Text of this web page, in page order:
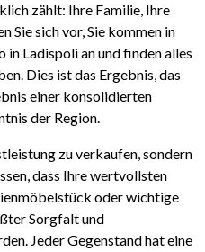
zählt: Ihre Familie, Ihre
Sie sich vor, Sie kommen in
in Ladispoli an und finden alles
Dies ist das Ergebnis, das
einer konsolidierten
der Region.
zu verkaufen, sondern
dass Ihre wertvollsten
oder wichtige
Sorgfalt und
Jeder Gegenstand hat eine